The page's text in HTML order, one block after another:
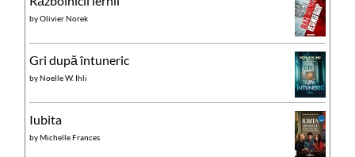
byOlivier Norek
Gri după întuneric
byNoelle W. Ihli
Iubita
byMichelle Frances